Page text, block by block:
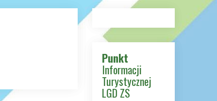
Punkt
Informacji
Turystycznej
LGD ZS